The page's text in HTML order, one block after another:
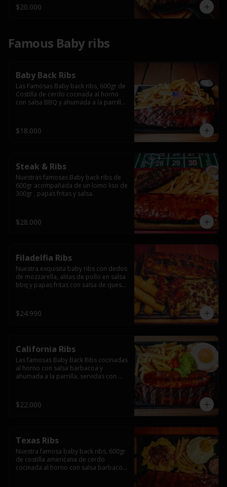
$20.000
Famous Baby ribs
Baby Back Ribs
Las Famosas Baby back ribs, 600gr de
Costilla de cerdo cocinada al horno
con salsa BBQ y ahumada a la parrilla
$18.000
Steak & Ribs
Nuestras famosas Baby back ribs de
600gr acompañada de un lomo liso de
300gr , papas fritas y salsa.
$28.000
Filadelfia Ribs
Nuestra exquisita baby ribs con dedos
de mozzarella, alitas de pollo en salsa
bbq y papas fritas con salsa de queso
$24.990
California Ribs
Las famosas Baby Back Ribs cocinadas
al horno con salsa barbacoa y
ahumada a la parrilla, servidas con
$22.000
Texas Ribs
Nuestra famosa baby back ribs, 600gr
de costilla americana de cerdo
cocinada al horno con salsa barbacoa